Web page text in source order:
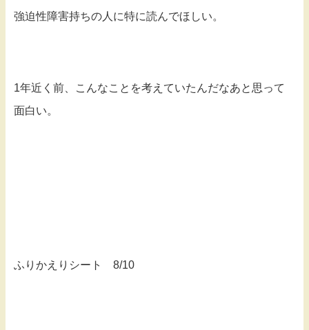
強迫性障害持ちの人に特に読んでほしい。
1年近く前、こんなことを考えていたんだなあと思って
面白い。
ふりかえりシート 8/10